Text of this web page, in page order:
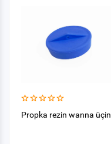
Propka rezin wanna üçin